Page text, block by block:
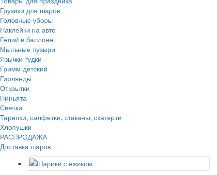
Грузики для шаров
Головные уборы
Наклейки на авто
Гелий в баллоне
Мыльные пузыри
Язычки-гудки
Гримм детский
Гирлянды
Открытки
Пиньята
Свечки
Тарелки, салфетки, стаканы, скатерти
Хлопушки
РАСПРОДАЖА
Доставка шаров